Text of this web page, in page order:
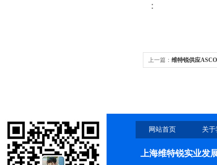
：
上一篇： 维特锐供应
网站首页 关
上海维特锐实业发